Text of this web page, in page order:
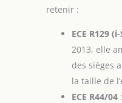
retenir :
ECE R129
2013, elle
des sièges
la taille de
ECE R44/04